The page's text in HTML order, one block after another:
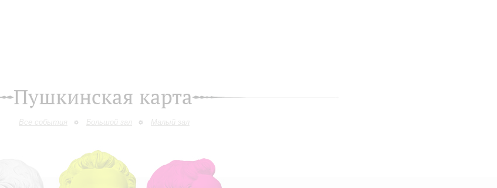
Пушкинская карта
Все события Большой зал Малый зал